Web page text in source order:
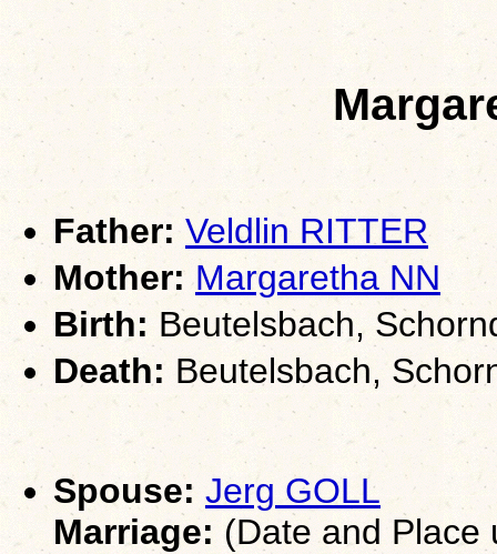
Father: Veldlin RITTER
Mother: Margaretha NN
Birth: Beutelsbach,
Death: Beutelsbach,
Spouse: Jerg GOLL
Marriage: (Date and Place